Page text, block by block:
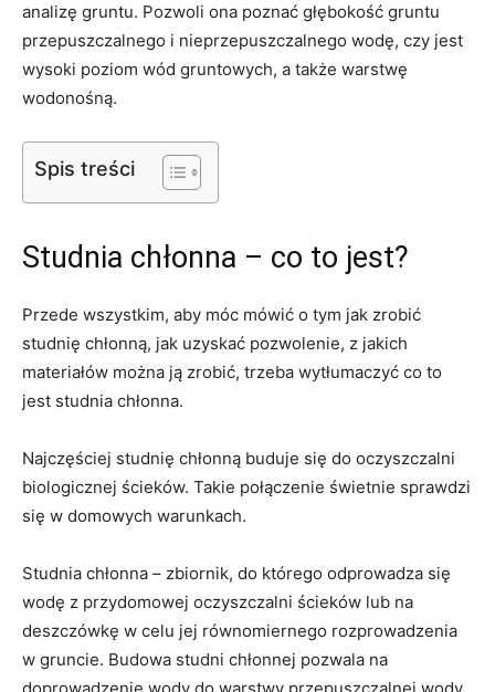
analizę gruntu. Pozwoli ona poznać głębokość gruntu
przepuszczalnego i nieprzepuszczalnego wodę, czy jest
wysoki poziom wód gruntowych, a także warstwę
wodonośną.
Spis treści
Studnia chłonna – co to jest?
Przede wszystkim, aby móc mówić o tym jak zrobić
studnię chłonną, jak uzyskać pozwolenie, z jakich
materiałów można ją zrobić, trzeba wytłumaczyć co to
jest studnia chłonna.
Najczęściej studnię chłonną buduje się do oczyszczalni
biologicznej ścieków. Takie połączenie świetnie sprawdzi
się w domowych warunkach.
Studnia chłonna – zbiornik, do którego odprowadza się
wodę z przydomowej oczyszczalni ścieków lub na
deszczówkę w celu jej równomiernego rozprowadzenia
w gruncie. Budowa studni chłonnej pozwala na